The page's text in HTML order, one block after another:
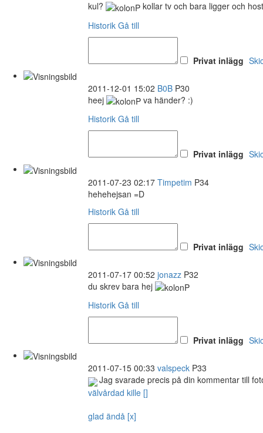
kul?
kollar tv och bara ligger och
Historik Gå till
Privat inlägg
2011-12-01 15:02 B0B P30
heej
va händer? :)
Historik Gå till
Privat inlägg
2011-07-23 02:17 Timpetim P34
hehehejsan =D
Historik Gå till
Privat inlägg
2011-07-17 00:52 jonazz P32
du skrev bara hej
Historik Gå till
Privat inlägg
2011-07-15 00:33 valspeck P33
Jag svarade precis på din kommentar till
välvårdad kille []
glad ändå [x]